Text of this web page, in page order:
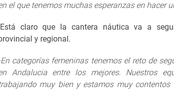
el que tenemos muchas esperanzas en hacer
claro que la cantera náutica va a
y regional.
categorías femeninas tenemos el reto de
Andalucia entre los mejores. Nuestros
muy bien y estamos muy contentos